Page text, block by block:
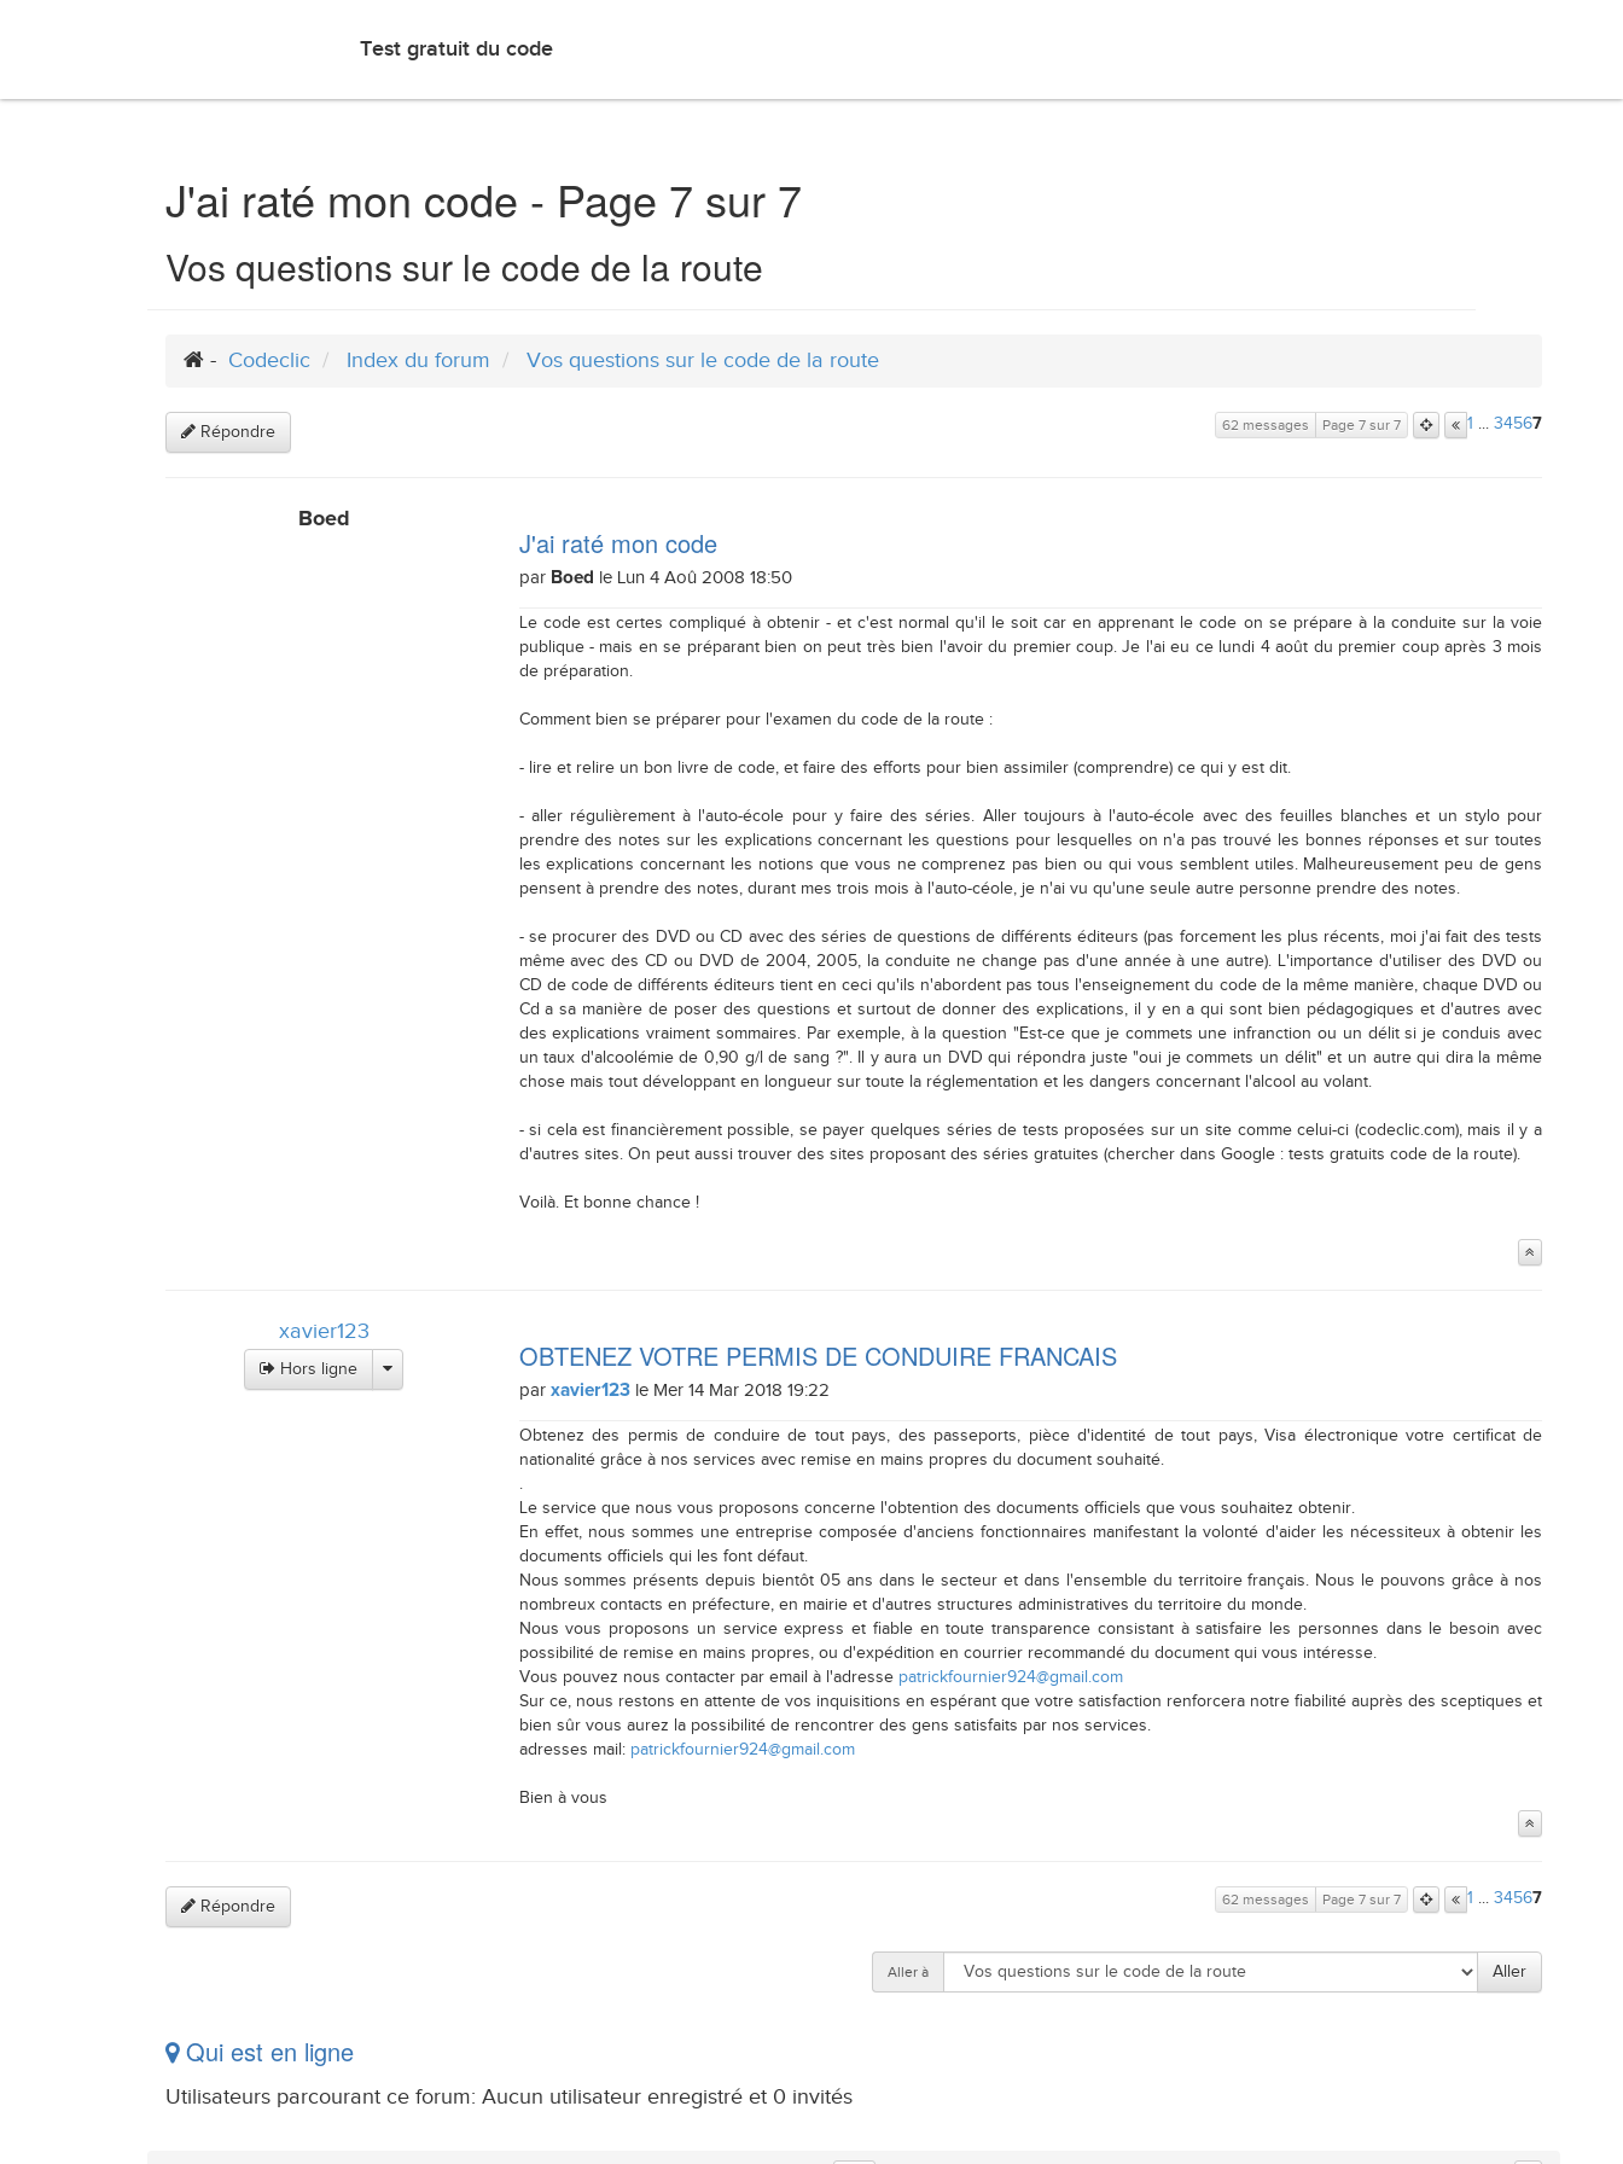
Test gratuit du code
Test gratuit du code Annuaire
J'ai raté mon code - Page 7 sur 7
Vos questions sur le code de la route
- Codeclic Index du forum Vos questions sur le code de la route
Répondre 62 messages Page 7 sur 7 1 ... 34567
Boed
J'ai raté mon code
par Boed le Lun 4 Aoû 2008 18:50
Le code est certes compliqué à obtenir - et c'est normal qu'il le soit car en apprenant le code on se prépare à la conduite sur la voie
publique - mais en se préparant bien on peut très bien l'avoir du premier coup. Je l'ai eu ce lundi 4 août du premier coup après 3 mois
de préparation.
Comment bien se préparer pour l'examen du code de la route :
- lire et relire un bon livre de code, et faire des efforts pour bien assimiler (comprendre) ce qui y est dit.
- aller régulièrement à l'auto-école pour y faire des séries. Aller toujours à l'auto-école avec des feuilles blanches et un stylo pour
prendre des notes sur les explications concernant les questions pour lesquelles on n'a pas trouvé les bonnes réponses et sur toutes
les explications concernant les notions que vous ne comprenez pas bien ou qui vous semblent utiles. Malheureusement peu de gens
pensent à prendre des notes, durant mes trois mois à l'auto-céole, je n'ai vu qu'une seule autre personne prendre des notes.
- se procurer des DVD ou CD avec des séries de questions de différents éditeurs (pas forcement les plus récents, moi j'ai fait des tests
même avec des CD ou DVD de 2004, 2005, la conduite ne change pas d'une année à une autre). L'importance d'utiliser des DVD ou
CD de code de différents éditeurs tient en ceci qu'ils n'abordent pas tous l'enseignement du code de la même manière, chaque DVD ou
Cd a sa manière de poser des questions et surtout de donner des explications, il y en a qui sont bien pédagogiques et d'autres avec
des explications vraiment sommaires. Par exemple, à la question "Est-ce que je commets une infranction ou un délit si je conduis avec
un taux d'alcoolémie de 0,90 g/l de sang ?". Il y aura un DVD qui répondra juste "oui je commets un délit" et un autre qui dira la même
chose mais tout développant en longueur sur toute la réglementation et les dangers concernant l'alcool au volant.
- si cela est financièrement possible, se payer quelques séries de tests proposées sur un site comme celui-ci (codeclic.com), mais il y a
d'autres sites. On peut aussi trouver des sites proposant des séries gratuites (chercher dans Google : tests gratuits code de la route).
Voilà. Et bonne chance !
xavier123
Hors ligne OBTENEZ VOTRE PERMIS DE CONDUIRE FRANCAIS
par xavier123le Mer 14 Mar 2018 19:22
Obtenez des permis de conduire de tout pays, des passeports, pièce d'identité de tout pays, Visa électronique votre certificat de
nationalité grâce à nos services avec remise en mains propres du document souhaité.
.
Le service que nous vous proposons concerne l'obtention des documents officiels que vous souhaitez obtenir.
En effet, nous sommes une entreprise composée d'anciens fonctionnaires manifestant la volonté d'aider les nécessiteux à obtenir les
documents officiels qui les font défaut.
Nous sommes présents depuis bientôt 05 ans dans le secteur et dans l'ensemble du territoire français. Nous le pouvons grâce à nos
nombreux contacts en préfecture, en mairie et d'autres structures administratives du territoire du monde.
Nous vous proposons un service express et fiable en toute transparence consistant à satisfaire les personnes dans le besoin avec
possibilité de remise en mains propres, ou d'expédition en courrier recommandé du document qui vous intéresse.
Vous pouvez nous contacter par email à l'adresse patrickfournier924@gmail.com
Sur ce, nous restons en attente de vos inquisitions en espérant que votre satisfaction renforcera notre fiabilité auprès des sceptiques et
bien sûr vous aurez la possibilité de rencontrer des gens satisfaits par nos services.
adresses mail: patrickfournier924@gmail.com
Bien à vous
Répondre 62 messages Page 7 sur 7 1 ... 34567
Aller à
Qui est en ligne
Utilisateurs parcourant ce forum: Aucun utilisateur enregistré et 0 invités